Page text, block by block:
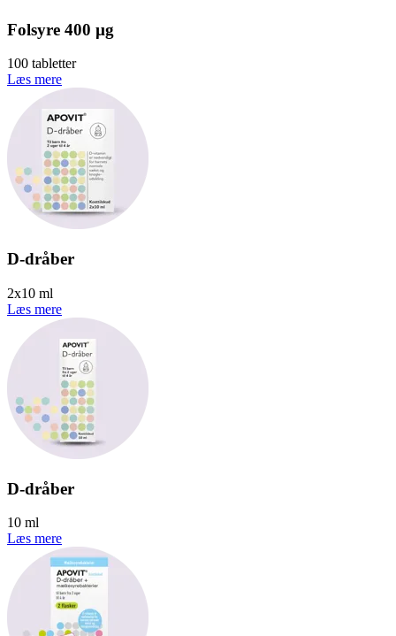
Folsyre 400 µg
100 tabletter
Læs mere
D-dråber
2x10 ml
Læs mere
D-dråber
10 ml
Læs mere